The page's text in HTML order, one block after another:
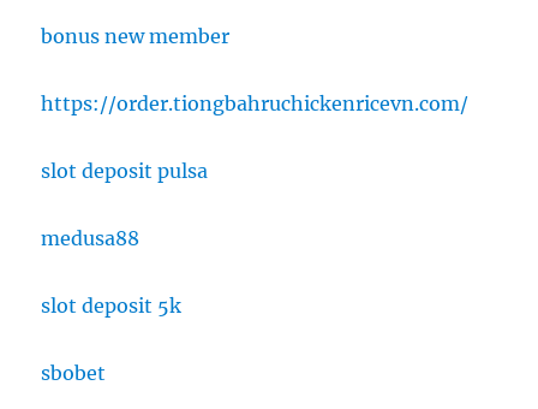
bonus new member
https://order.tiongbahruchickenricevn.com/
slot deposit pulsa
medusa88
slot deposit 5k
sbobet